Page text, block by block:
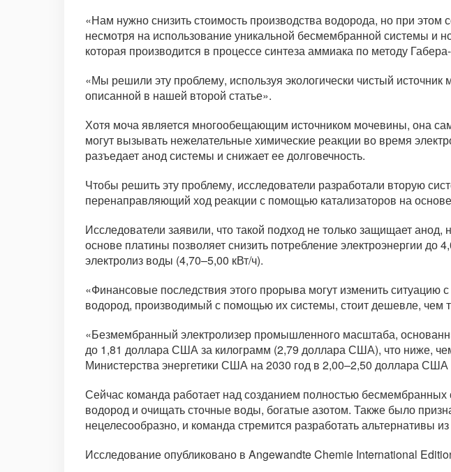
«Нам нужно снизить стоимость производства водорода, но при
несмотря на использование уникальной бесмембранной системы и
которая производится в процессе синтеза аммиака по методу
«Мы решили эту проблему, используя экологически чистый
описанной в нашей второй статье».
Хотя моча является многообещающим источником мочевины, она
могут вызывать нежелательные химические реакции во время
разъедает анод системы и снижает ее долговечность.
Чтобы решить эту проблему, исследователи разработали вторую
перенаправляющий ход реакции с помощью катализаторов на
Исследователи заявили, что такой подход не только защищает
основе платины позволяет снизить потребление электроэнергии до
электролиз воды (4,70–5,00 кВт/ч).
«Финансовые последствия этого прорыва могут изменить
водород, производимый с помощью их системы, стоит дешевле,
«Безмембранный электролизер промышленного масштаба,
до 1,81 доллара США за килограмм (2,79 доллара США), что ниже,
Министерства энергетики США на 2030 год в 2,00–2,50 доллара
Сейчас команда работает над созданием полностью
водород и очищать сточные воды, богатые азотом. Также было
нецелесообразно, и команда стремится разработать альтернативы
Исследование опубликовано в Angewandte Chemie International